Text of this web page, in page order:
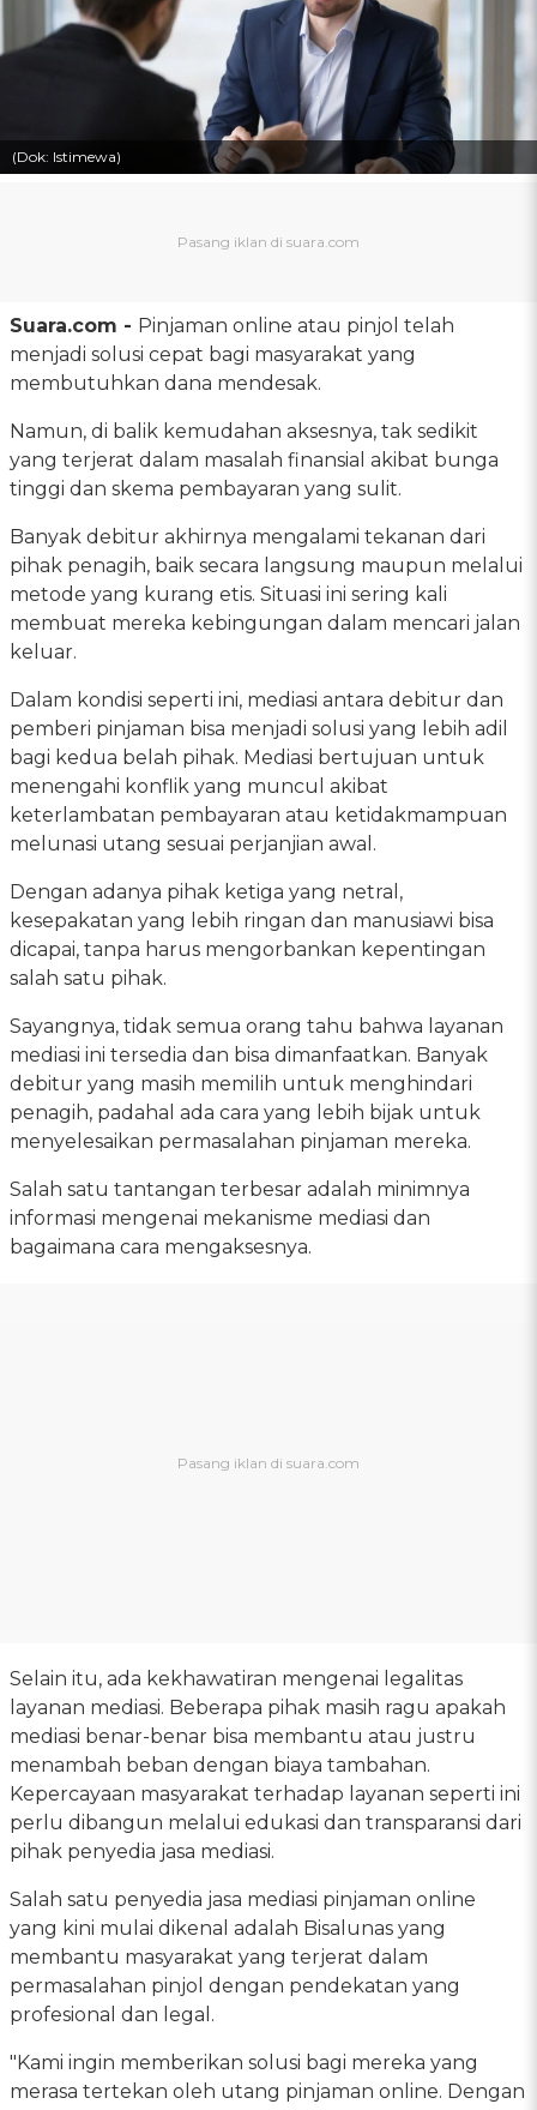
(Dok: Istimewa)
Suara.com - Pinjaman online atau pinjol telah
menjadi solusi cepat bagi masyarakat yang
membutuhkan dana mendesak.
Namun, di balik kemudahan aksesnya, tak sedikit
yang terjerat dalam masalah finansial akibat bunga
tinggi dan skema pembayaran yang sulit.
Banyak debitur akhirnya mengalami tekanan dari
pihak penagih, baik secara langsung maupun melalui
metode yang kurang etis. Situasi ini sering kali
membuat mereka kebingungan dalam mencari jalan
keluar.
Dalam kondisi seperti ini, mediasi antara debitur dan
pemberi pinjaman bisa menjadi solusi yang lebih adil
bagi kedua belah pihak. Mediasi bertujuan untuk
menengahi konflik yang muncul akibat
keterlambatan pembayaran atau ketidakmampuan
melunasi utang sesuai perjanjian awal.
Dengan adanya pihak ketiga yang netral,
kesepakatan yang lebih ringan dan manusiawi bisa
dicapai, tanpa harus mengorbankan kepentingan
salah satu pihak.
Sayangnya, tidak semua orang tahu bahwa layanan
mediasi ini tersedia dan bisa dimanfaatkan. Banyak
debitur yang masih memilih untuk menghindari
penagih, padahal ada cara yang lebih bijak untuk
menyelesaikan permasalahan pinjaman mereka.
Salah satu tantangan terbesar adalah minimnya
informasi mengenai mekanisme mediasi dan
bagaimana cara mengaksesnya.
Selain itu, ada kekhawatiran mengenai legalitas
layanan mediasi. Beberapa pihak masih ragu apakah
mediasi benar-benar bisa membantu atau justru
menambah beban dengan biaya tambahan.
Kepercayaan masyarakat terhadap layanan seperti ini
perlu dibangun melalui edukasi dan transparansi dari
pihak penyedia jasa mediasi.
Salah satu penyedia jasa mediasi pinjaman online
yang kini mulai dikenal adalah Bisalunas yang
membantu masyarakat yang terjerat dalam
permasalahan pinjol dengan pendekatan yang
profesional dan legal.
"Kami ingin memberikan solusi bagi mereka yang
merasa tertekan oleh utang pinjaman online. Dengan